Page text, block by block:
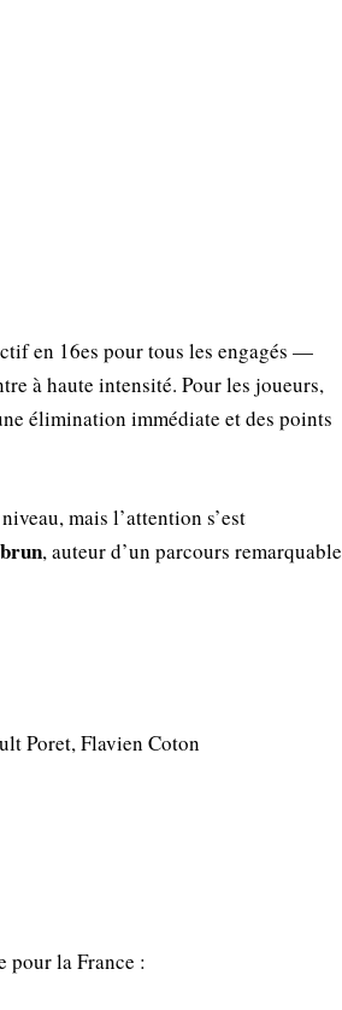
en 16es pour tous les engagés —
à haute intensité. Pour les joueurs,
élimination immédiate et des points
mais l’attention s’est
, auteur d’un parcours remarquable
Poret, Flavien Coton
la France :